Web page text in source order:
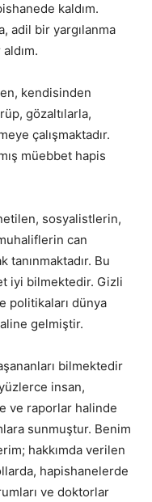
kaldım.
adil bir yargılanma
kendisinden
gözaltılarla,
çalışmaktadır.
müebbet hapis
sosyalistlerin,
can
tanınmaktadır. Bu
iyi bilmektedir. Gizli
politikaları dünya
gelmiştir.
bilmektedir
insan,
ve raporlar halinde
sunmuştur. Benim
hakkımda verilen
hapishanelerde
ve doktorlar